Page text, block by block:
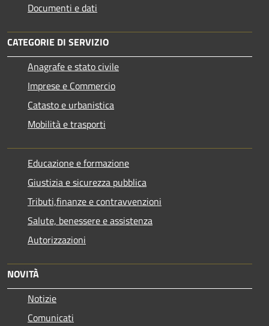
Documenti e dati
CATEGORIE DI SERVIZIO
Anagrafe e stato civile
Imprese e Commercio
Catasto e urbanistica
Mobilità e trasporti
Educazione e formazione
Giustizia e sicurezza pubblica
Tributi,finanze e contravvenzioni
Salute, benessere e assistenza
Autorizzazioni
NOVITÀ
Notizie
Comunicati